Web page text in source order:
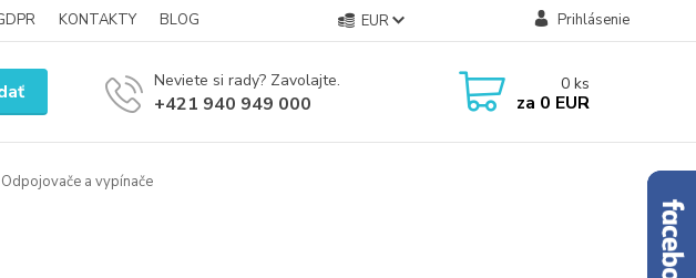
KONTAKTY BLOG EUR Prihlásenie
Neviete si rady? Zavolajte.
+421 940 949 000
0 ks
za 0 EUR
Odpojovače a vypínače